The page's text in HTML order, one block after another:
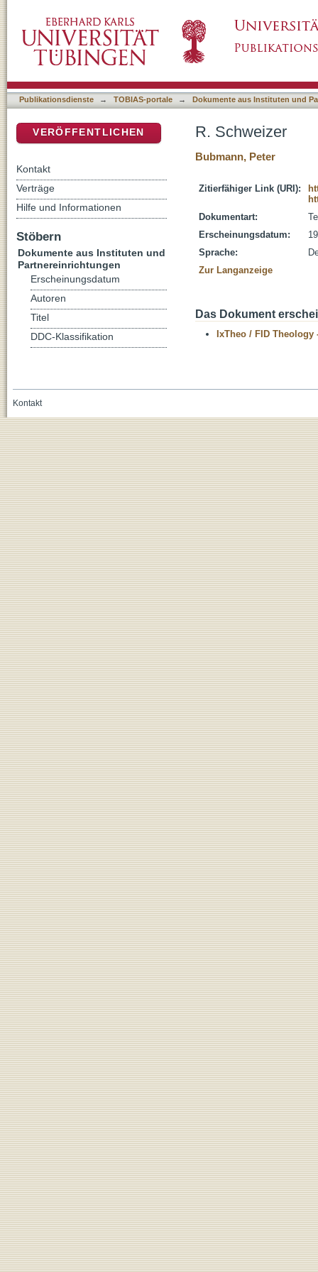
Publikationsdienste → TOBIAS-portale → Dokumente aus Instituten und
R. Schweizer
Bubmann, Peter
Zitierfähiger Link (URI):
Dokumentart:
Erscheinungsdatum:
Sprache:
Zur Langanzeige
Das Dokument
IxTheo / FID Theology
VERÖFFENTLICHEN
Kontakt
Verträge
Hilfe und Informationen
Stöbern
Dokumente aus Instituten und
Partnereinrichtungen
Erscheinungsdatum
Autoren
Titel
DDC-Klassifikation
Kontakt